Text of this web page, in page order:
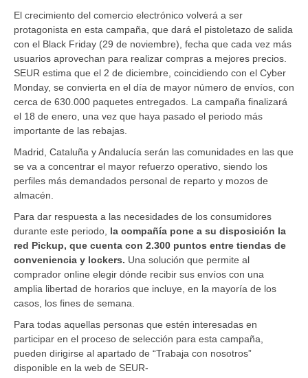
El crecimiento del comercio electrónico volverá a ser
protagonista en esta campaña, que dará el pistoletazo de salida
con el Black Friday (29 de noviembre), fecha que cada vez más
usuarios aprovechan para realizar compras a mejores precios.
SEUR estima que el 2 de diciembre, coincidiendo con el Cyber
Monday, se convierta en el día de mayor número de envíos, con
cerca de 630.000 paquetes entregados. La campaña finalizará
el 18 de enero, una vez que haya pasado el periodo más
importante de las rebajas.
Madrid, Cataluña y Andalucía serán las comunidades en las que
se va a concentrar el mayor refuerzo operativo, siendo los
perfiles más demandados personal de reparto y mozos de
almacén.
Para dar respuesta a las necesidades de los consumidores
durante este periodo, la compañía pone a su disposición la
red Pickup, que cuenta con 2.300 puntos entre tiendas de
conveniencia y lockers. Una solución que permite al
comprador online elegir dónde recibir sus envíos con una
amplia libertad de horarios que incluye, en la mayoría de los
casos, los fines de semana.
Para todas aquellas personas que estén interesadas en
participar en el proceso de selección para esta campaña,
pueden dirigirse al apartado de “Trabaja con nosotros”
disponible en la web de SEUR-